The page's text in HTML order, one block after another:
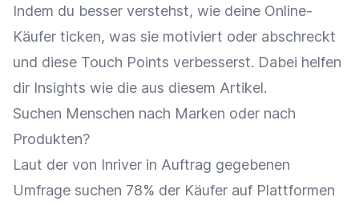
Indem du besser verstehst, wie deine Online-
Käufer ticken, was sie motiviert oder abschreckt
und diese Touch Points verbesserst. Dabei helfen
dir Insights wie die aus diesem Artikel.
Suchen Menschen nach Marken oder nach
Produkten?
Laut der von Inriver in Auftrag gegebenen
Umfrage suchen 78% der Käufer auf Plattformen